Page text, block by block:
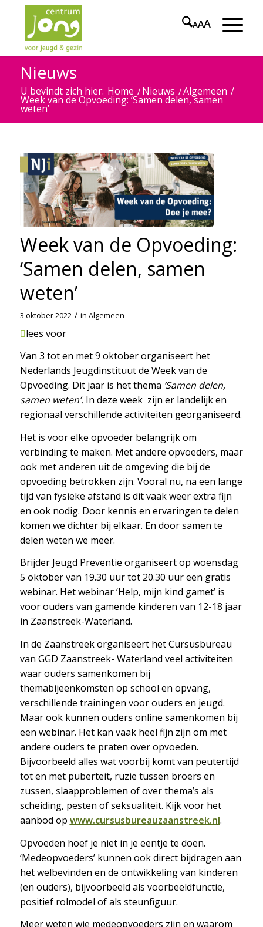
AAA
Nieuws
U bevindt zich hier: Home /Nieuws /Algemeen /
Week van de Opvoeding: ‘Samen delen, samen
weten’
Week van de Opvoeding:
‘Samen delen, samen
weten’
3 oktober 2022 / in Algemeen
lees voor
Van 3 tot en met 9 oktober organiseert het
Nederlands Jeugdinstituut de Week van de
Opvoeding. Dit jaar is het thema ‘Samen delen,
samen weten’.In deze week zijn er landelijk en
regionaal verschillende activiteiten georganiseerd.
Het is voor elke opvoeder belangrijk om
verbinding te maken. Met andere opvoeders, maar
ook met anderen uit de omgeving die bij de
opvoeding betrokken zijn. Vooral nu, na een lange
tijd van fysieke afstand is dit vaak weer extra fijn
en ook nodig. Door kennis en ervaringen te delen
komen we dichter bij elkaar. En door samen te
delen weten we meer.
Brijder Jeugd Preventie organiseert op woensdag
5 oktober van 19.30 uur tot 20.30 uur een gratis
webinar. Het webinar ‘Help, mijn kind gamet’ is
voor ouders van gamende kinderen van 12-18 jaar
in Zaanstreek-Waterland.
In de Zaanstreek organiseert het Cursusbureau
van GGD Zaanstreek- Waterland veel activiteiten
waar ouders samenkomen bij
themabijeenkomsten op school en opvang,
verschillende trainingen voor ouders en jeugd.
Maar ook kunnen ouders online samenkomen bij
een webinar. Het kan vaak heel fijn zijn om met
andere ouders te praten over opvoeden.
Bijvoorbeeld alles wat voorbij komt van peutertijd
tot en met puberteit, ruzie tussen broers en
zussen, slaapproblemen of over thema’s als
scheiding, pesten of seksualiteit. Kijk voor het
aanbod op www.cursusbureauzaanstreek.nl.
Opvoeden hoef je niet in je eentje te doen.
‘Medeopvoeders’ kunnen ook direct bijdragen aan
het welbevinden en de ontwikkeling van kinderen
(en ouders), bijvoorbeeld als voorbeeldfunctie,
positief rolmodel of als steunfiguur.
Meer weten wie medeopvoeders zijn en waarom